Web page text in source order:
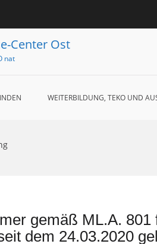
Center Ost
nat
WEITERBILDUNG, TEKO UND
gemäß ML.A. 801
dem 24.03.2020